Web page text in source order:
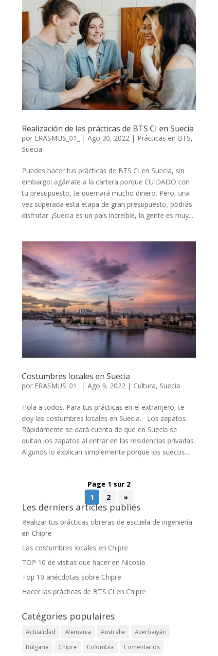
Realización de las prácticas de BTS CI en Suecia
por ERASMUS_01_ | Ago 30, 2022 | Prácticas en BTS,
Suecia
Puedes hacer tus prácticas de BTS CI en Suecia, sin
embargo: agárrate a la cartera porque CUIDADO con
tu presupuesto, te quemará mucho dinero. Pero, una
vez superada esta etapa de gran presupuesto, podrás
disfrutar: ¡Suecia es un país increíble, la gente es muy...
Costumbres locales en Suecia
por ERASMUS_01_ | Ago 9, 2022 | Cultura, Suecia
Hola a todos. Para tus prácticas en el extranjero, te
doy las costumbres locales en Suecia. Los zapatos
Rápidamente se dará cuenta de que en Suecia se
quitan los zapatos al entrar en las residencias privadas.
Algunos lo explican simplemente porque los suecos...
Page 1 sur 2
1
2 »
Les derniers articles publiés
Realizar tus prácticas obreras de escuela de ingeniería
en Chipre
Las costumbres locales en Chipre
TOP 10 de visitas que hacer en Nicosia
Top 10 anécdotas sobre Chipre
Hacer las prácticas de BTS CI en Chipre
Catégories populaires
Actualidad Alemania Australie
Azerbaiyán
Bulgaria
Chipre Colombia
Comentarios